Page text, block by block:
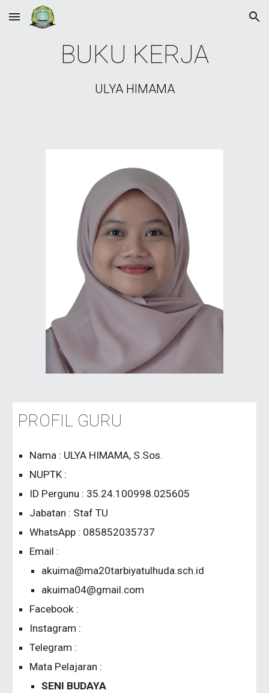
Skip to main content Skip to navigation
BUKU KERJA
ULYA HIMAMA
PROFIL GURU
Nama : ULYA HIMAMA, S.Sos.
NUPTK :
ID Pergunu : 35.24.100998.025605
Jabatan : Staf TU
WhatsApp : 085852035737
Email :
akuima@ma20tarbiyatulhuda.sch.id
akuima04@gmail.com
Facebook :
Instagram :
Telegram :
Mata Pelajaran :
SENI BUDAYA